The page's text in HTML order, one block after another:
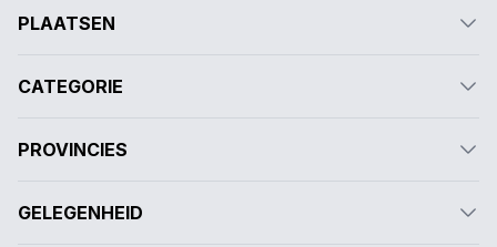
PLAATSEN
CATEGORIE
PROVINCIES
GELEGENHEID